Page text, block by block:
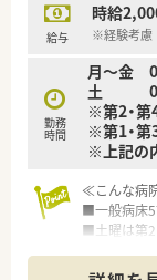
給与
時給
※経験考慮
勤務
時間
月～金
土 08：
※第2・第
※第1・第
※上記の
≪こんな病
■一般病床
■土曜は第2